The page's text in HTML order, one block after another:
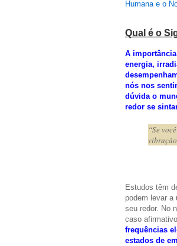
Humana e o
Qual é o
A
energia,
nós nos
dúvida o
redor se
“Se
Estudos têm
podem levar a
seu redor. No
caso
frequências
estados de